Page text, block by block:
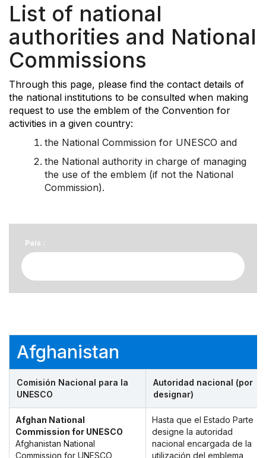
List of national
authorities and National
Commissions
Through this page, please find the contact details of
the national institutions to be consulted when making
request to use the emblem of the Convention for
activities in a given country:
the National Commission for UNESCO and
the National authority in charge of managing
the use of the emblem (if not the National
Commission).
País :
Afghanistan
Comisión Nacional para la
UNESCO
Autoridad nacional (por
designar)
Afghan National
Commission for UNESCO
Afghanistan National
Commission for UNESCO
Hasta que el Estado Parte
designe la autoridad
nacional encargada de la
utilización del emblema,